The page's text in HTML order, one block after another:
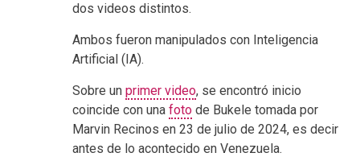
dos videos distintos.
Ambos fueron manipulados con Inteligencia
Artificial (IA).
Sobre un primer video, se encontró inicio
coincide con una foto de Bukele tomada por
Marvin Recinos en 23 de julio de 2024, es decir
antes de lo acontecido en Venezuela.